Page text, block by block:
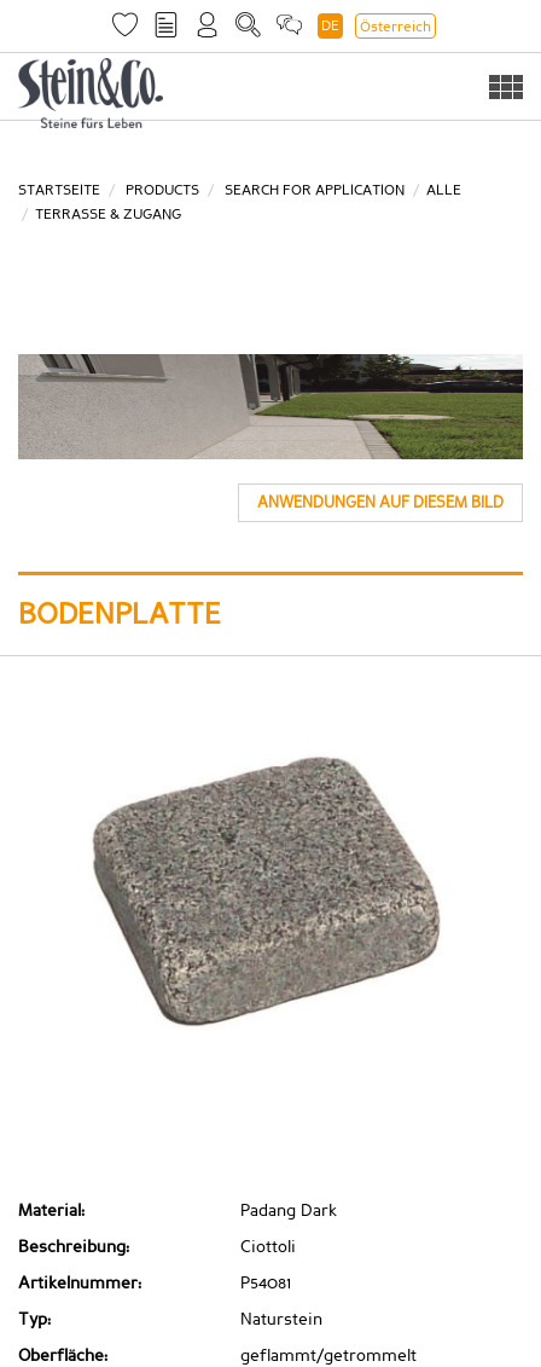
DE Österreich
STARTSEITE PRODUCTS SEARCH FOR APPLICATION
ALLE
TERRASSE & ZUGANG
ANWENDUNGEN AUF DIESEM BILD
BODENPLATTE
Material: Padang Dark
Beschreibung: Ciottoli
Artikelnummer: P54081
Typ: Naturstein
Oberfläche: geflammt/getrommelt